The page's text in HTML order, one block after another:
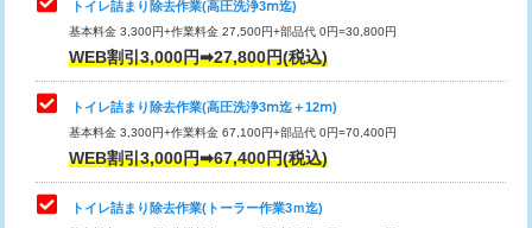
トイレ詰まり除去作業(高圧洗浄3ⅿ迄)
基本料金 3,300円+作業料金 27,500円+部品代 0円=30,800円
WEB割引3,000円➡27,800円(税込)
トイレ詰まり除去作業(高圧洗浄3ⅿ迄＋12ⅿ)
基本料金 3,300円+作業料金 67,100円+部品代 0円=70,400円
WEB割引3,000円➡67,400円(税込)
トイレ詰まり除去作業(トーラー作業3ｍ迄)